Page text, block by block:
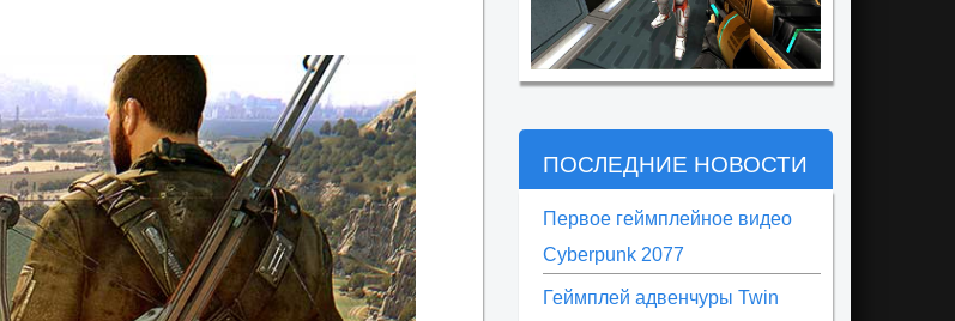
ПОСЛЕДНИЕ НОВОСТИ
Первое геймплейное видео
Cyberpunk 2077
Геймплей адвенчуры Twin